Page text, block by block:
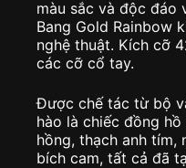
màu sắc và độc đáo
Bang Gold Rainbow
nghệ thuật. Kích cỡ
các cỡ cổ tay.
Được chế tác từ bộ
hào là chiếc đồng
hồng, thạch anh tím,
bích cam, tất cả đã